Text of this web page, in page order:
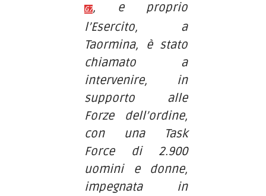
G7, e proprio
l’Esercito, a
Taormina, è stato
chiamato a
intervenire, in
supporto alle
Forze dell’ordine,
con una Task
Force di 2.900
uomini e donne,
impegnata in